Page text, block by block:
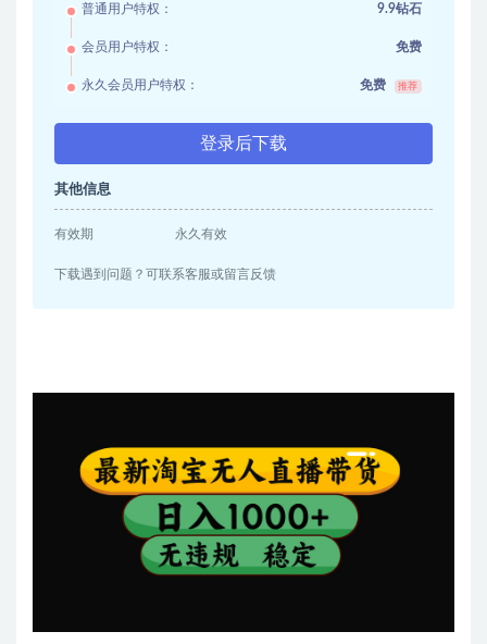
普通用户特权： 9.9钻石
会员用户特权： 免费
永久会员用户特权： 免费 推荐
登录后下载
其他信息
有效期 永久有效
下载遇到问题？可联系客服或留言反馈